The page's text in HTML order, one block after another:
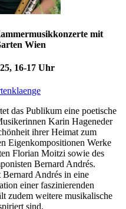
mit
Wien
16-17 Uhr
das Publikum eine poetische
Karin Hageneder
ihrer Heimat zum
Eigenkompositionen Werke
Florian Moitzi sowie des
Bernard Andrés.
Andrés in eine
einer faszinierenden
zudem weitere musikalische
sind.